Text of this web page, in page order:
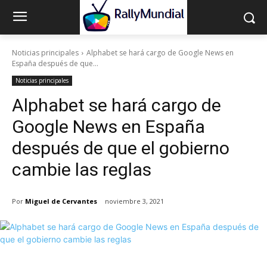
Noticias principales
Alphabet se hará cargo de Google News en
España después de que...
Noticias principales
Alphabet se hará cargo de
Google News en España
después de que el gobierno
cambie las reglas
Por Miguel de Cervantes noviembre 3, 2021